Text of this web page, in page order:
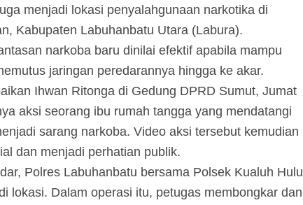
menjadi lokasi penyalahgunaan narkotika di
Kabupaten Labuhanbatu Utara (Labura).
narkoba baru dinilai efektif apabila mampu
jaringan peredarannya hingga ke akar.
Ihwan Ritonga di Gedung DPRD Sumut, Jumat
aksi seorang ibu rumah tangga yang mendatangi
sarang narkoba. Video aksi tersebut kemudian
dan menjadi perhatian publik.
Polres Labuhanbatu bersama Polsek Kualuh Hulu
lokasi. Dalam operasi itu, petugas membongkar dan